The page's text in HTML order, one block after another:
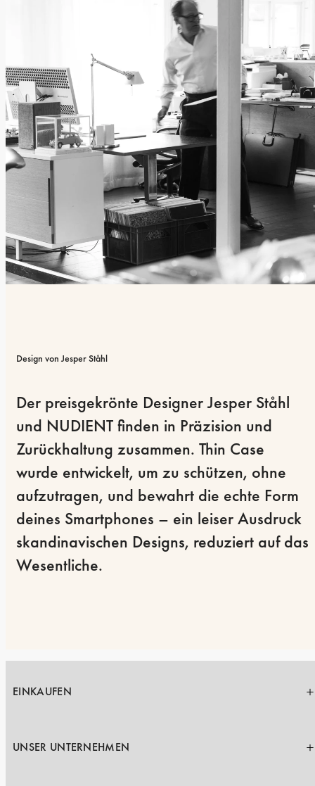
Design von Jesper Ståhl
Der preisgekrönte Designer Jesper Ståhl
und NUDIENT finden in Präzision und
Zurückhaltung zusammen. Thin Case
wurde entwickelt, um zu schützen, ohne
aufzutragen, und bewahrt die echte Form
deines Smartphones – ein leiser Ausdruck
skandinavischen Designs, reduziert auf das
Wesentliche.
EINKAUFEN
UNSER UNTERNEHMEN